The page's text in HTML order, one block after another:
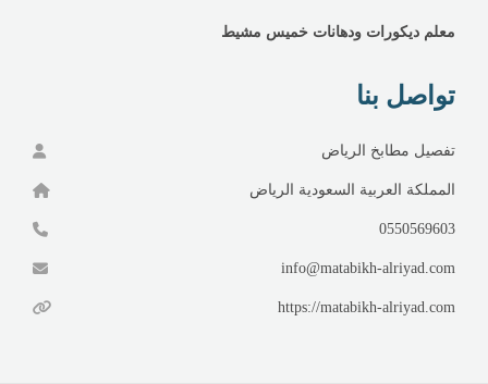
معلم ديكورات ودهانات خميس مشيط
تواصل بنا
تفصيل مطابخ الرياض
المملكة العربية السعودية الرياض
0550569603
info@matabikh-alriyad.com
https://matabikh-alriyad.com